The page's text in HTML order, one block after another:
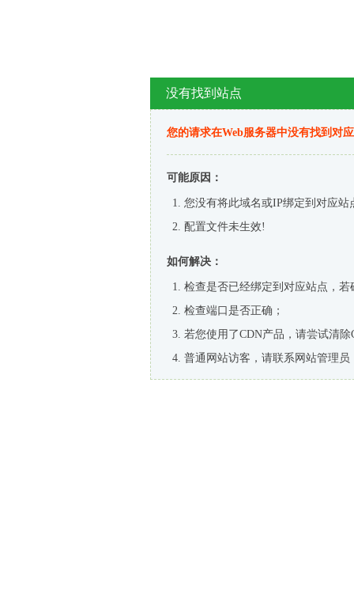
没有找到站点
您的请求在Web服务器中没有找到对
可能原因：
您没有将此域名或IP绑定到对应站
配置文件未生效!
如何解决：
检查是否已经绑定到对应站点，
检查端口是否正确；
若您使用了CDN产品，请尝试清除
普通网站访客，请联系网站管理员